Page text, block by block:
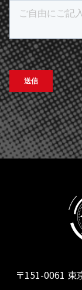
〒151-0061 東